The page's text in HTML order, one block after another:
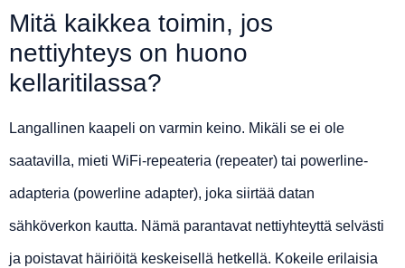
Mitä kaikkea toimin, jos
nettiyhteys on huono
kellaritilassa?
Langallinen kaapeli on varmin keino. Mikäli se ei ole
saatavilla, mieti WiFi-repeateria (repeater) tai powerline-
adapteria (powerline adapter), joka siirtää datan
sähköverkon kautta. Nämä parantavat nettiyhteyttä selvästi
ja poistavat häiriöitä keskeisellä hetkellä. Kokeile erilaisia